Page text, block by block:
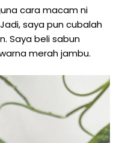
cara macam ni
saya pun cubalah
Saya beli sabun
merah jambu.